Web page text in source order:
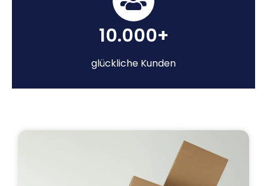
10.000+
glückliche Kunden